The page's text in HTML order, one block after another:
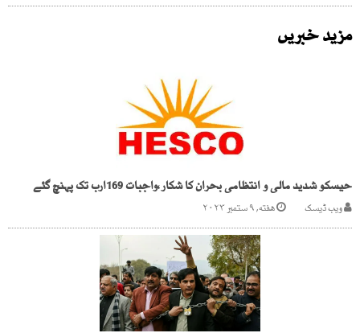
مزید خبریں
حیسکو شدید مالی و انتظامی بحران کا شکار،واجبات 169ارب تک پہنچ گئے
ویب ڈیسک هفته, ۹ ستمبر ۲۰۲۳